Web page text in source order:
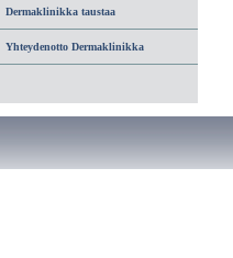
Dermaklinikka taustaa
Yhteydenotto Dermaklinikka